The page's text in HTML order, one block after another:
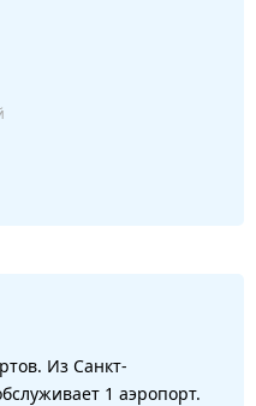
Из Санкт-
1 аэропорт.